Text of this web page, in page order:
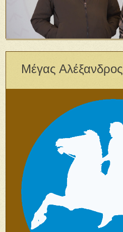
Μέγας Αλέξανδρος